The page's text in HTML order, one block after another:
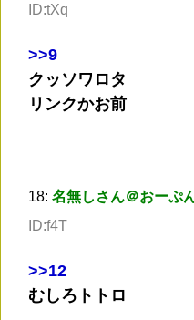
ID:tXq
>>9
クッソワロタ
リンクかお前
18: 名無しさん＠おーぷ
ID:f4T
>>12
むしろトトロ